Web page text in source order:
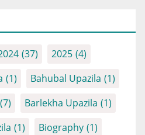
(37) 2025 (4)
(1) Bahubal Upazila (1)
(7) Barlekha Upazila (1)
(1) Biography (1)